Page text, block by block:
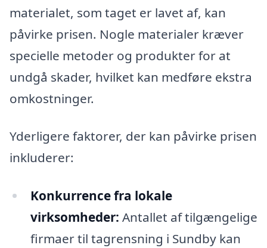
materialet, som taget er lavet af, kan
påvirke prisen. Nogle materialer kræver
specielle metoder og produkter for at
undgå skader, hvilket kan medføre ekstra
omkostninger.
Yderligere faktorer, der kan påvirke prisen
inkluderer:
Konkurrence fra lokale
virksomheder: Antallet af tilgængelige
firmaer til tagrensning i Sundby kan